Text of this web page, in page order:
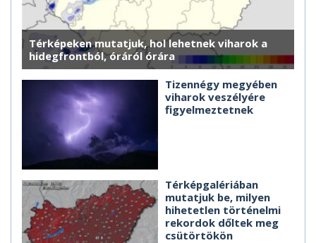
Térképeken mutatjuk, hol lehetnek viharok a
hidegfrontból, óráról órára
Tizennégy megyében
viharok veszélyére
figyelmeztetnek
Térképgalériában
mutatjuk be, milyen
hihetetlen történelmi
rekordok dőltek meg
csütörtökön